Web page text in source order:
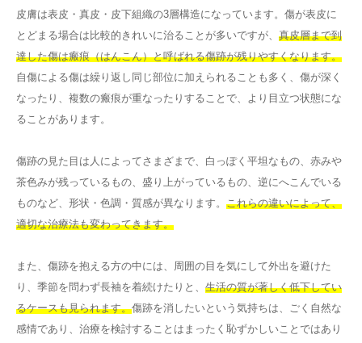
皮膚は表皮・真皮・皮下組織の3層構造になっています。傷が表皮に
とどまる場合は比較的きれいに治ることが多いですが、 真皮層まで到
達した傷は瘢痕（はんこん）と呼ばれる傷跡が残りやすくなります。
自傷による傷は繰り返し同じ部位に加えられることも多く、傷が深く
なったり、複数の瘢痕が重なったりすることで、より目立つ状態にな
ることがあります。
傷跡の見た目は人によってさまざまで、白っぽく平坦なもの、赤みや
茶色みが残っているもの、盛り上がっているもの、逆にへこんでいる
ものなど、形状・色調・質感が異なります。 これらの違いによって、
適切な治療法も変わってきます。
また、傷跡を抱える方の中には、周囲の目を気にして外出を避けた
り、季節を問わず長袖を着続けたりと、 生活の質が著しく低下してい
るケースも見られます。傷跡を消したいという気持ちは、ごく自然な
感情であり、治療を検討することはまったく恥ずかしいことではあり